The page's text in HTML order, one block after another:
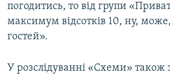
погодитись, то від групи
максимум відсотків 10, ну,
гостей».
У розслідуванні «Схеми» також